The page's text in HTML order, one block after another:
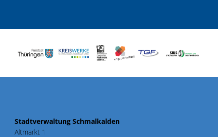
Stadtverwaltung Schmalkalden
Altmarkt 1